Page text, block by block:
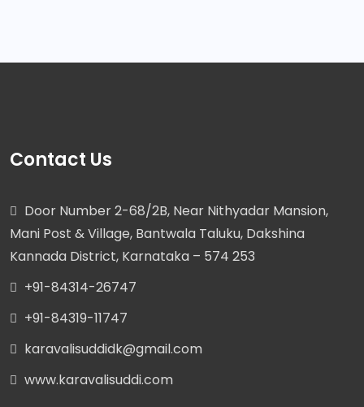
Contact Us
Door Number 2-68/2B, Near Nithyadar Mansion,
Mani Post & Village, Bantwala Taluku, Dakshina
Kannada District, Karnataka – 574 253
+91-84314-26747
+91-84319-11747
karavalisuddidk@gmail.com
www.karavalisuddi.com